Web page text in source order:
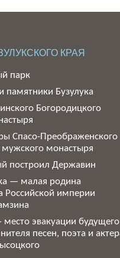
КРАЯ
парк
памятники Бузулука
Богородицкого
Спасо-Преображенского
мужского монастыря
построил Державин
— малая родина
Российской империи
место эвакуации будущего
песен, поэта и